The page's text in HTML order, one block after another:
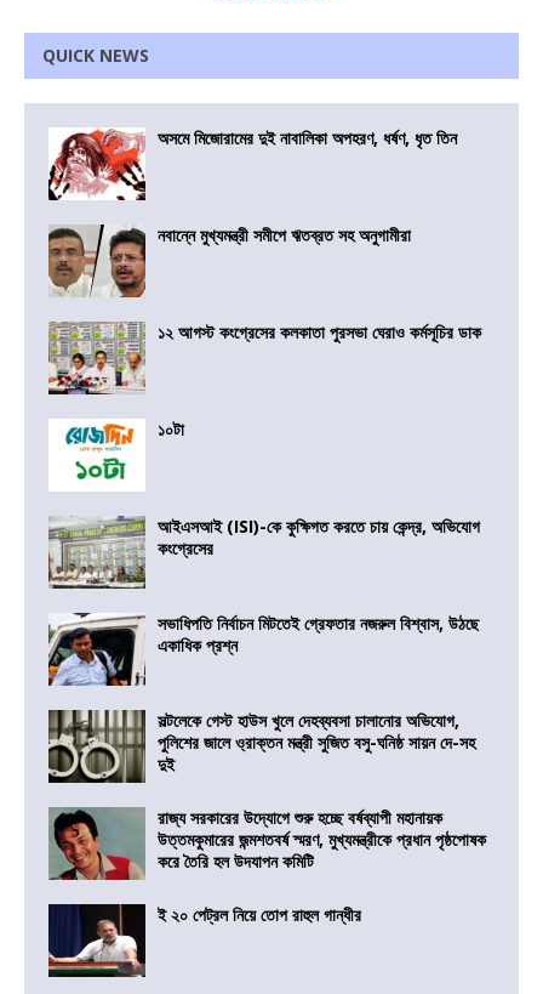
QUICK NEWS
অসমে মিজোরামের দুই নাবালিকা অপহরণ, ধর্ষণ, ধৃত তিন
নবান্নে মুখ্যমন্ত্রী সমীপে ঋতব্রত সহ অনুগামীরা
১২ আগস্ট কংগ্রেসের কলকাতা পুরসভা ঘেরাও কর্মসূচির ডাক
১০টা
আইএসআই (ISI)-কে কুক্ষিগত করতে চায় কেন্দ্র, অভিযোগ
কংগ্রেসের
সভাধিপতি নির্বাচন মিটতেই গ্রেফতার নজরুল বিশ্বাস, উঠছে
একাধিক প্রশ্ন
সল্টলেকে গেস্ট হাউস খুলে দেহব্যবসা চালানোর অভিযোগ,
পুলিশের জালে ও্রাক্তন মন্ত্রী সুজিত বসু-ঘনিষ্ঠ সায়ন দে-সহ
দুই
রাজ্য সরকারের উদ্যোগে শুরু হচ্ছে বর্ষব্যাপী মহানায়ক
উত্তমকুমারের জন্মশতবর্ষ স্মরণ, মুখ্যমন্ত্রীকে প্রধান পৃষ্ঠপোষক
করে তৈরি হল উদযাপন কমিটি
ই ২০ পেট্রল নিয়ে তোপ রাহুল গান্ধীর